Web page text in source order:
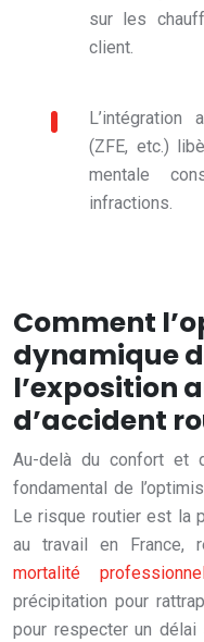
sur les
client.
L’intégration
(ZFE, etc.)
mentale
infractions.
Comment
dynamique
l’exposition
d’accident
Au-delà du confort et
fondamental de
Le risque routier est la
au travail en France,
mortalité
précipitation pour
pour respecter un